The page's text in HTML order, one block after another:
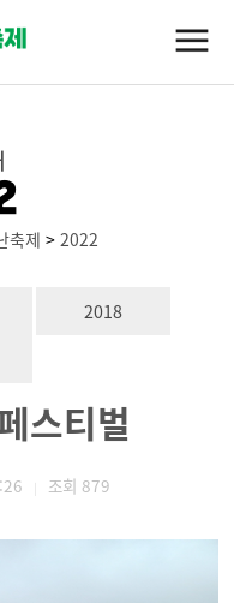
축제 >2022
2018
스티벌
조회 879